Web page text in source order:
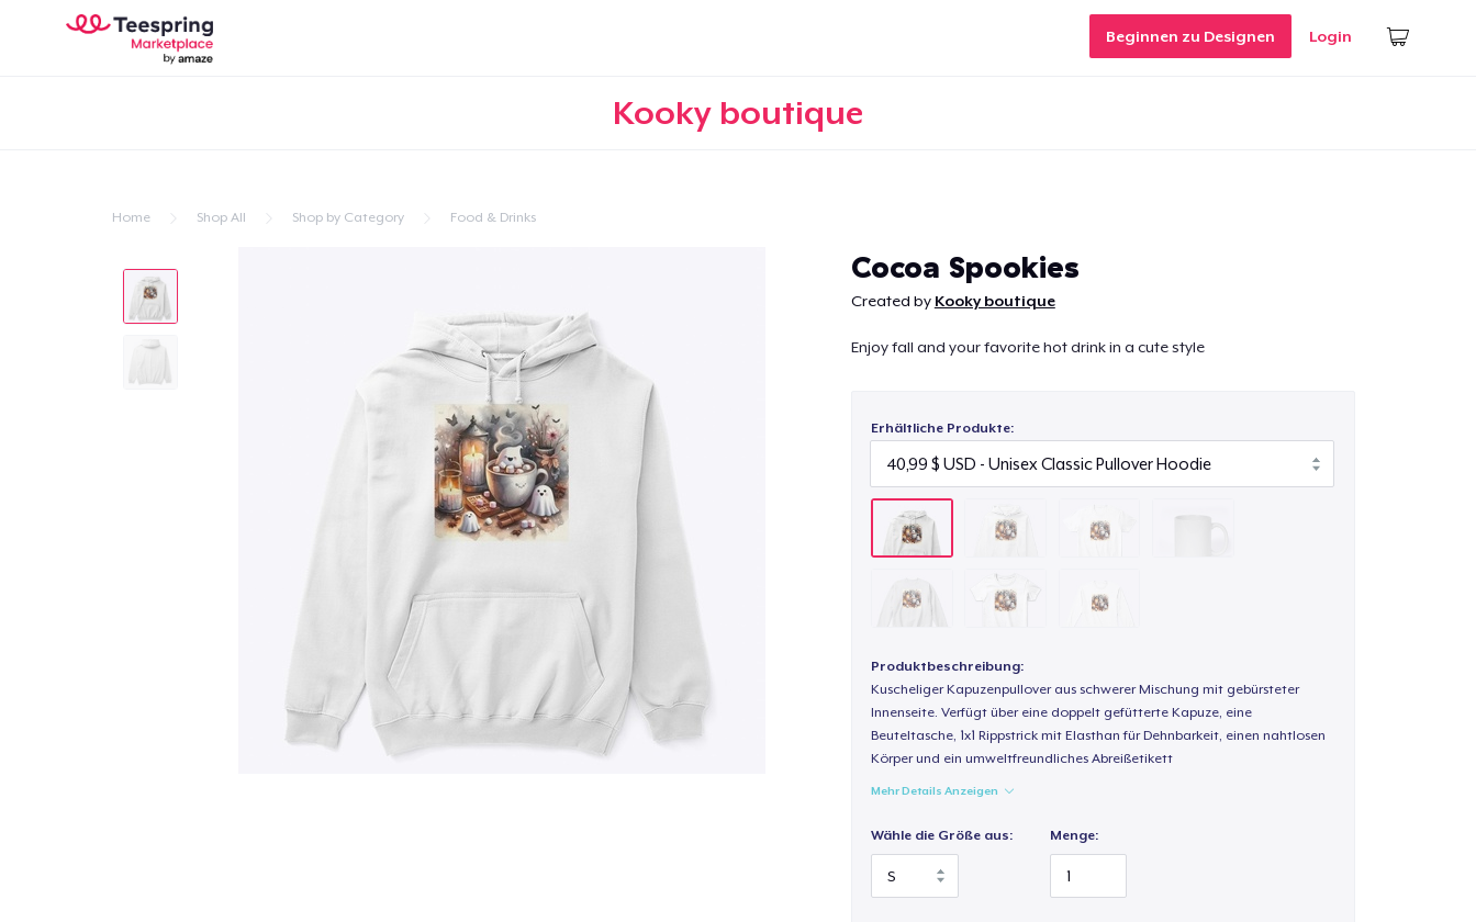
Beginnen zu Designen Login
Kooky boutique
Home Shop All Shop by Category Food & Drinks
Cocoa Spookies
Created by Kooky boutique
Enjoy fall and your favorite hot drink in a cute style
Erhältliche Produkte:
Produktbeschreibung:
Kuscheliger Kapuzenpullover aus schwerer Mischung mit gebürsteter
Innenseite. Verfügt über eine doppelt gefütterte Kapuze, eine
Beuteltasche, 1x1 Rippstrick mit Elasthan für Dehnbarkeit, einen nahtlosen
Körper und ein umweltfreundliches Abreißetikett
Mehr Details Anzeigen
Wähle die Größe aus: Menge: